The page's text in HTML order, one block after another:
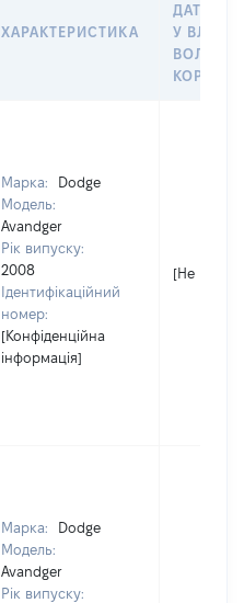
ХАРАКТЕРИСТИКА
ДАТУ
У
Марка:
Dodge
Модель:
Avandger
Рік випуску:
2008
Ідентифікаційний
номер:
[Конфіденційна
інформація]
[Не
Марка:
Dodge
Модель:
Avandger
Рік випуску: